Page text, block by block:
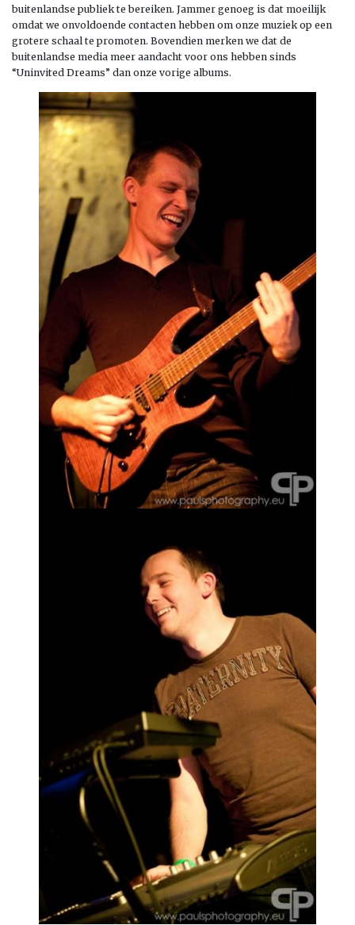
buitenlandse publiek te bereiken. Jammer genoeg is dat moeilijk
omdat we onvoldoende contacten hebben om onze muziek op een
grotere schaal te promoten. Bovendien merken we dat de
buitenlandse media meer aandacht voor ons hebben sinds
“Uninvited Dreams” dan onze vorige albums.